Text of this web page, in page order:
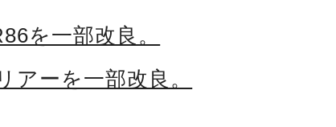
を一部改良。
アーを一部改良。